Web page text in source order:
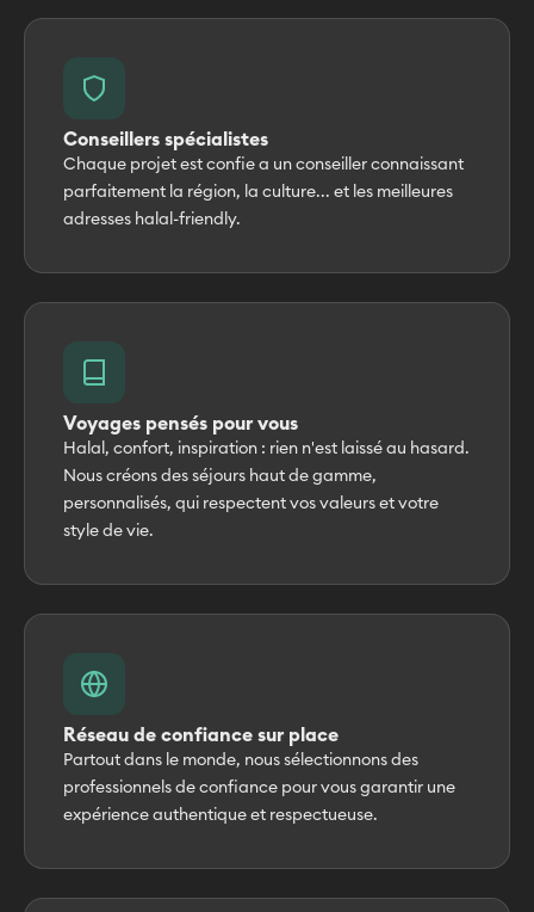
Conseillers spécialistes
Chaque projet est confie a un conseiller connaissant
parfaitement la région, la culture... et les meilleures
adresses halal-friendly.
Voyages pensés pour vous
Halal, confort, inspiration : rien n'est laissé au hasard.
Nous créons des séjours haut de gamme,
personnalisés, qui respectent vos valeurs et votre
style de vie.
Réseau de confiance sur place
Partout dans le monde, nous sélectionnons des
professionnels de confiance pour vous garantir une
expérience authentique et respectueuse.